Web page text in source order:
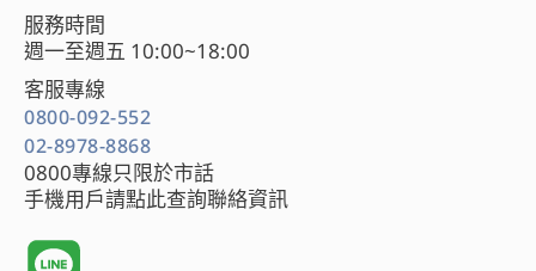
服務時間
週一至週五 10:00~18:00
客服專線
0800-092-552
02-8978-8868
0800專線只限於市話
手機用戶請點此查詢聯絡資訊